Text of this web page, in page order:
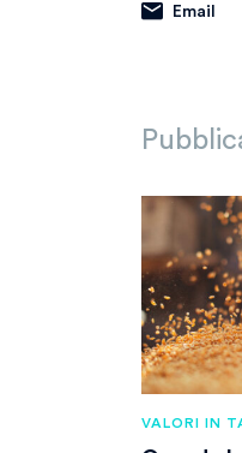
Email
VALORI IN